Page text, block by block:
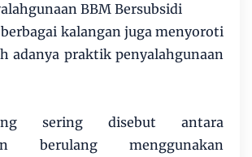
BBM Bersubsidi
kalangan juga menyoroti
adanya praktik penyalahgunaan
sering disebut antara
berulang menggunakan